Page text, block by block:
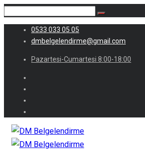
0533 033 05 05
dmbelgelendirme@gmail.com
Pazartesi-Cumartesi 8:00-18:00